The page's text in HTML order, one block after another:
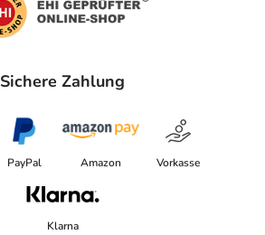
Sichere Zahlung
PayPal Amazon Vorkasse
Klarna